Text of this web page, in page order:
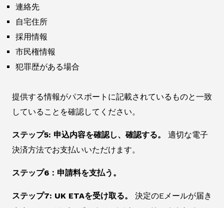
連絡先
自宅住所
採用情報
市民権情報
犯罪歴がある場合
提供する情報がパスポートに記載されているものと一致
していることを確認してください。
ステップ5: 申込内容を確認し、確認する。
適切な電子
決済方法でお支払いいただけます。
ステップ6：申請料を支払う。
ステップ7: UK ETAを受け取る。
決定のEメールが届き